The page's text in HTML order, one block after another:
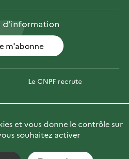
d’information
m'abonne
Le CNPF recrute
Marchés publics
🇬🇧 Briefly in English
et vous donne le contrôle sur
souhaitez activer